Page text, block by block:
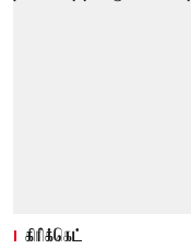
கிரிக்கெட்